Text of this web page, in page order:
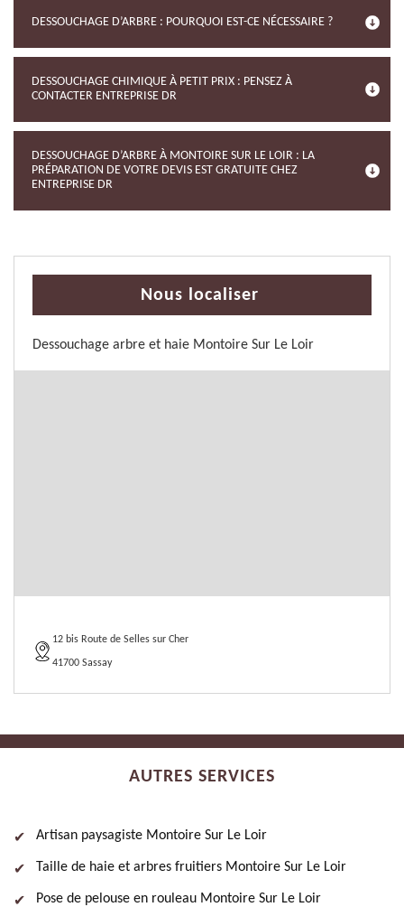
DESSOUCHAGE D’ARBRE : POURQUOI EST-CE NÉCESSAIRE ?
DESSOUCHAGE CHIMIQUE À PETIT PRIX : PENSEZ À
CONTACTER ENTREPRISE DR
DESSOUCHAGE D’ARBRE À MONTOIRE SUR LE LOIR : LA
PRÉPARATION DE VOTRE DEVIS EST GRATUITE CHEZ
ENTREPRISE DR
Nous localiser
Dessouchage arbre et haie Montoire Sur Le Loir
12 bis Route de Selles sur Cher
41700 Sassay
AUTRES SERVICES
Artisan paysagiste Montoire Sur Le Loir
Taille de haie et arbres fruitiers Montoire Sur Le Loir
Pose de pelouse en rouleau Montoire Sur Le Loir